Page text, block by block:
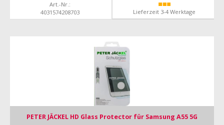
Art.-Nr.:
4031574208703
Lieferzeit 3-4 Werktage
PETER JÄCKEL HD Glass Protector für Samsung A55 5G